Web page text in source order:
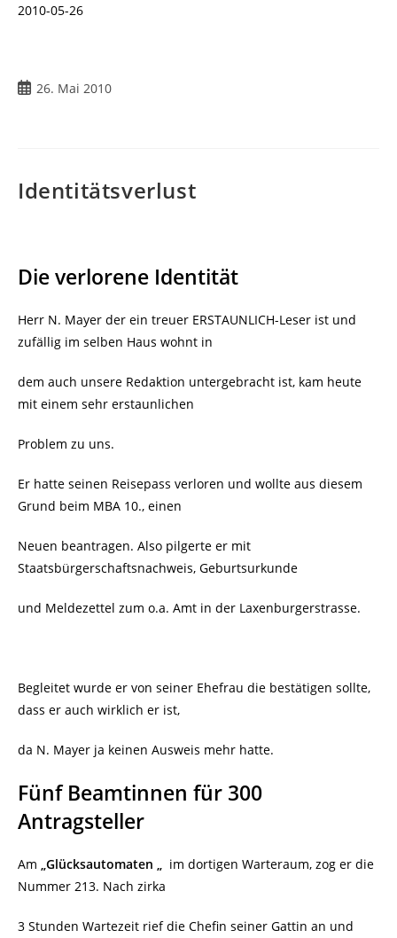
2010-05-26
Beitrag26. Mai 2010
Identitätsverlust
Die verlorene Identität
Herr N. Mayer der ein treuer ERSTAUNLICH-Leser ist und
zufällig im selben Haus wohnt in
dem auch unsere Redaktion untergebracht ist, kam heute
mit einem sehr erstaunlichen
Problem zu uns.
Er hatte seinen Reisepass verloren und wollte aus diesem
Grund beim MBA 10., einen
Neuen beantragen. Also pilgerte er mit
Staatsbürgerschaftsnachweis, Geburtsurkunde
und Meldezettel zum o.a. Amt in der Laxenburgerstrasse.
Begleitet wurde er von seiner Ehefrau die bestätigen sollte,
dass er auch wirklich er ist,
da N. Mayer ja keinen Ausweis mehr hatte.
Fünf Beamtinnen für 300
Antragsteller
Am „Glücksautomaten „
im dortigen Warteraum, zog er die
Nummer 213. Nach zirka
3 Stunden Wartezeit rief die Chefin seiner Gattin an und